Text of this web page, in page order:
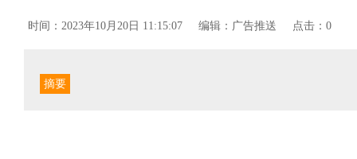
时间：2023年10月20日 11:15:07 编辑：广告推送 点击：0
摘要